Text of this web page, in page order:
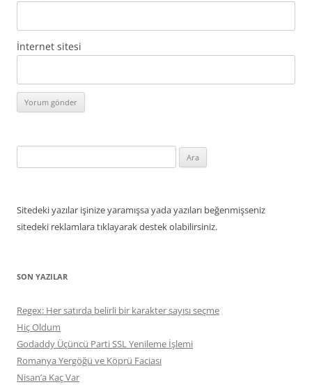
İnternet sitesi
Sitedeki yazılar işinize yaramışsa yada yazıları beğenmişseniz
sitedeki reklamlara tıklayarak destek olabilirsiniz.
SON YAZILAR
Regex: Her satırda belirli bir karakter sayısı seçme
Hiç Oldum
Godaddy Üçüncü Parti SSL Yenileme İşlemi
Romanya Yergöğü ve Köprü Faciası
Nisan’a Kaç Var